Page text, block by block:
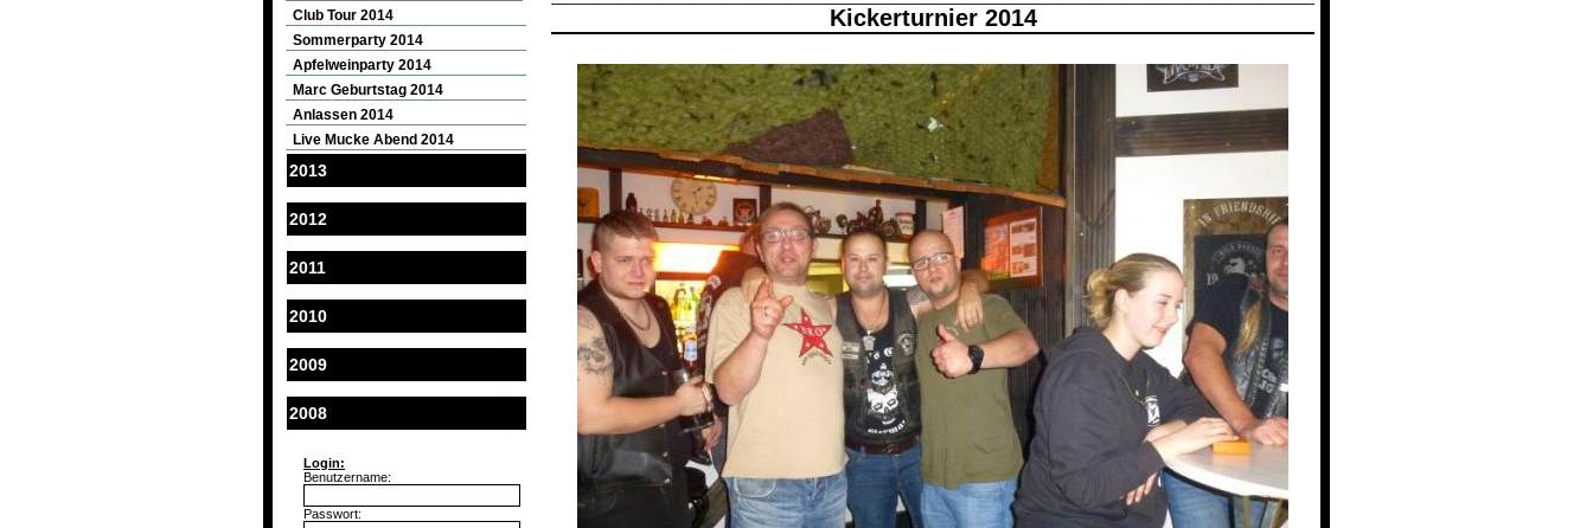
Club Tour 2014
Sommerparty 2014
Apfelweinparty 2014
Marc Geburtstag 2014
Anlassen 2014
Live Mucke Abend 2014
2013
2012
2011
2010
2009
2008
Login:
Benutzername:
Passwort:
Kickerturnier 2014